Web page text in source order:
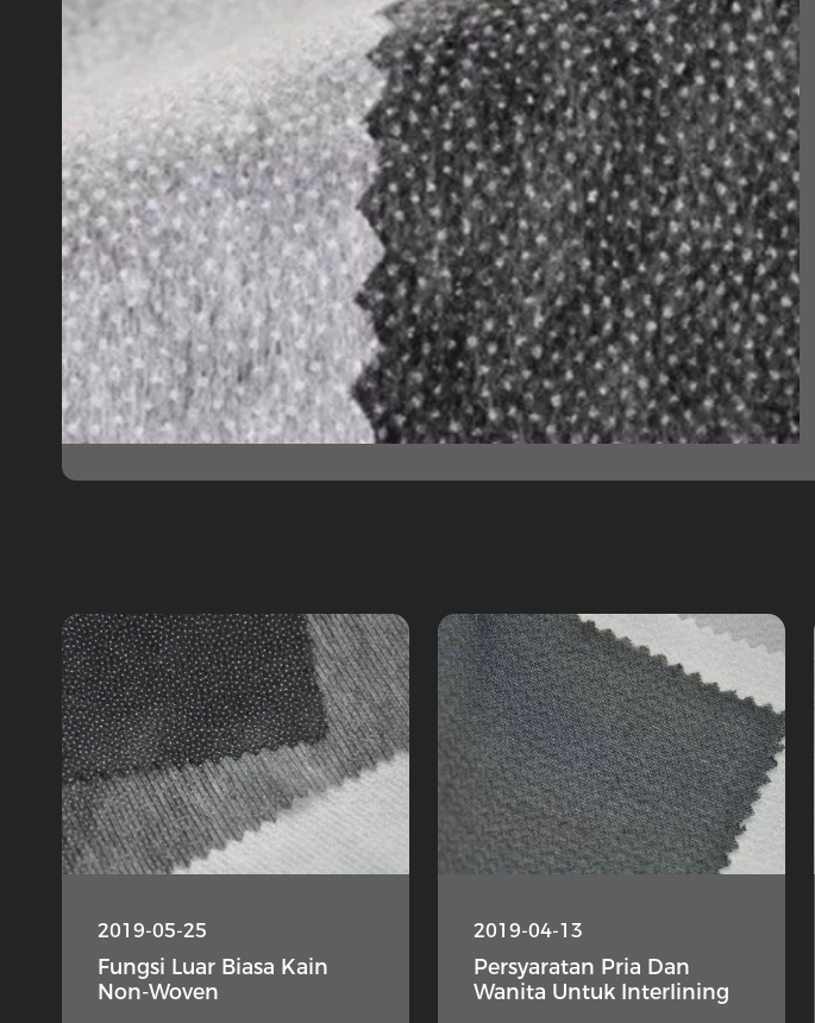
2019-05-25
Fungsi Luar Biasa Kain
Non-Woven
2019-04-13
Persyaratan Pria Dan
Wanita Untuk Interlining